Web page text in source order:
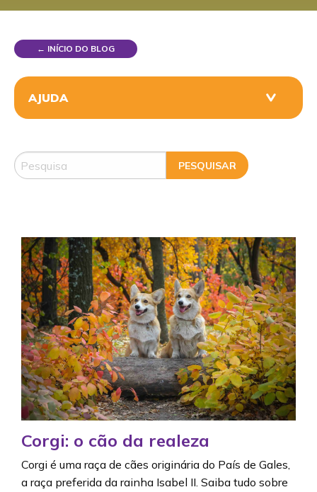
← INÍCIO DO BLOG
Corgi: o cão da realeza
Corgi é uma raça de cães originária do País de Gales,
a raça preferida da rainha Isabel II. Saiba tudo sobre